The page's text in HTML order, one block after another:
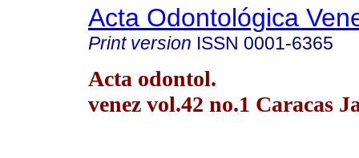
Acta Odontológica
Print version ISSN 0001-6365
Acta odontol.
venez vol.42 no.1 Caracas